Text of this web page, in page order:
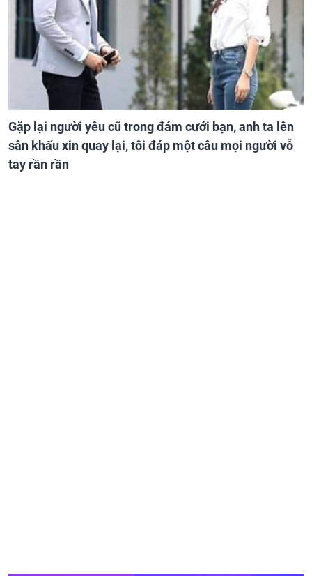
Gặp lại người yêu cũ trong đám cưới bạn, anh ta lên
sân khấu xin quay lại, tôi đáp một câu mọi người vỗ
tay rần rần